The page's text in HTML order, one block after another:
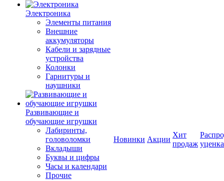
Электроника
Элементы питания
Внешние
аккумуляторы
Кабели и зарядные
устройства
Колонки
Гарнитуры и
наушники
Развивающие и
обучающие игрушки
Лабиринты,
головоломки
Вкладыши
Буквы и цифры
Часы и календари
Прочие
Новинки Акции
Хит
продаж уценка